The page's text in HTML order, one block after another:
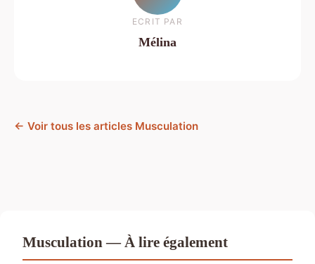
ECRIT PAR
Mélina
← Voir tous les articles Musculation
Musculation — À lire également